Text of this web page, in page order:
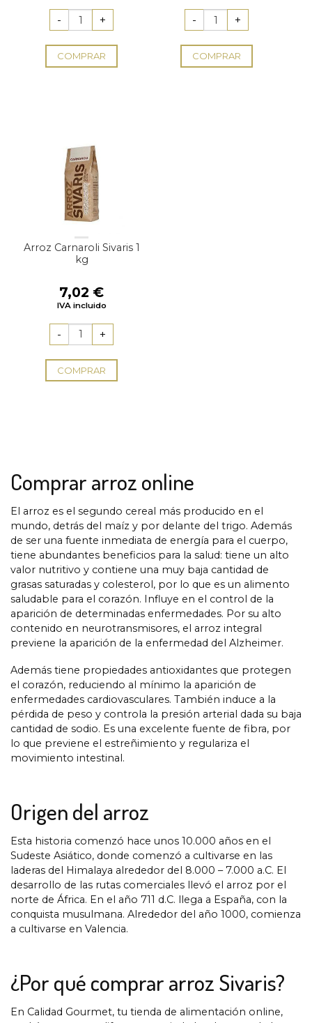
COMPRAR COMPRAR
Arroz Carnaroli Sivaris 1
kg
7,02 €
IVA incluido
COMPRAR
Comprar arroz online
El arroz es el segundo cereal más producido en el
mundo, detrás del maíz y por delante del trigo. Además
de ser una fuente inmediata de energía para el cuerpo,
tiene abundantes beneficios para la salud: tiene un alto
valor nutritivo y contiene una muy baja cantidad de
grasas saturadas y colesterol, por lo que es un alimento
saludable para el corazón. Influye en el control de la
aparición de determinadas enfermedades. Por su alto
contenido en neurotransmisores, el arroz integral
previene la aparición de la enfermedad del Alzheimer.
Además tiene propiedades antioxidantes que protegen
el corazón, reduciendo al mínimo la aparición de
enfermedades cardiovasculares. También induce a la
pérdida de peso y controla la presión arterial dada su baja
cantidad de sodio. Es una excelente fuente de fibra, por
lo que previene el estreñimiento y regulariza el
movimiento intestinal.
Origen del arroz
Esta historia comenzó hace unos 10.000 años en el
Sudeste Asiático, donde comenzó a cultivarse en las
laderas del Himalaya alrededor del 8.000 – 7.000 a.C. El
desarrollo de las rutas comerciales llevó el arroz por el
norte de África. En el año 711 d.C. llega a España, con la
conquista musulmana. Alrededor del año 1000, comienza
a cultivarse en Valencia.
¿Por qué comprar arroz Sivaris?
En Calidad Gourmet, tu tienda de alimentación online,